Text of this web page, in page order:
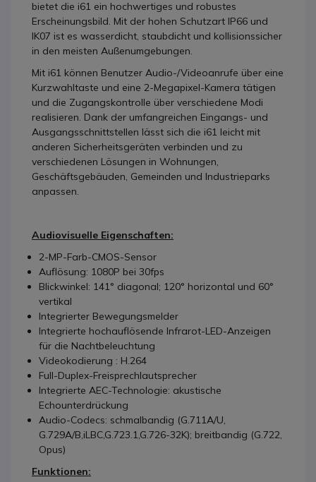
bietet die i61 ein hochwertiges und robustes
Erscheinungsbild. Mit der hohen Schutzart IP66 und
IK07 ist es wasserdicht, staubdicht und kollisionssicher
in den meisten Außenumgebungen.
Mit i61 können Benutzer Audio-/Videoanrufe über eine
Kurzwahltaste und eine 2-Megapixel-Kamera tätigen
und die Zugangskontrolle über verschiedene Modi
realisieren. Dank der umfangreichen Eingangs- und
Ausgangsschnittstellen lässt sich die i61 leicht mit
anderen Sicherheitsgeräten verbinden und zu
verschiedenen Lösungen in Wohnungen,
Geschäftsgebäuden, Gemeinden und Industrieparks
anpassen.
Audiovisuelle Eigenschaften:
2-MP-Farb-CMOS-Sensor
Auflösung: 1080P bei 30fps
Blickwinkel: 141° diagonal; 120° horizontal und 60°
vertikal
Integrierter Bewegungsmelder
Integrierte hochauflösende Infrarot-LED-Anzeigen
für die Nachtbeleuchtung
Videokodierung : H.264
Full-Duplex-Freisprechlautsprecher
Integrierte AEC-Technologie: akustische
Echounterdrückung
Audio-Codecs: schmalbandig (G.711A/U,
G.729A/B,iLBC,G.723.1,G.726-32K); breitbandig (G.722,
Opus)
Funktionen: